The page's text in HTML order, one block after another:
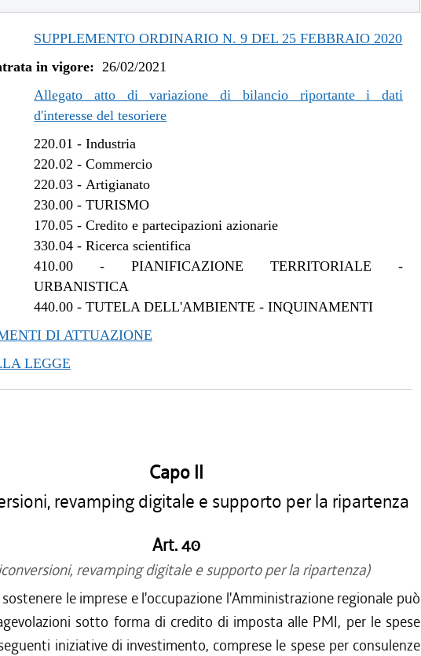
al 06/03/2023
al 31/12/2022
al 13/06/2022
al 31/12/2021
2021 al 15/12/2021
al 26/10/2021
al 11/08/2021
2021 al 26/04/2021
SUPPLEMENTO ORDINARIO N. 9 DEL 25 FEBBRAIO 2020
in vigore: 26/02/2021
Allegato atto di variazione di bilancio riportante i dati
d'interesse del tesoriere
220.01 -Industria
220.02 -Commercio
220.03 -Artigianato
230.00 -TURISMO
170.05 -Credito e partecipazioni azionarie
330.04 -Ricerca scientifica
410.00 -PIANIFICAZIONE TERRITORIALE -
URBANISTICA
440.00 -TUTELA DELL'AMBIENTE - INQUINAMENTI
DI ATTUAZIONE
LEGGE
Capo II
revamping digitale e supporto per la ripartenza
Art. 40
revamping digitale e supporto per la ripartenza)
le imprese e l'occupazione l'Amministrazione regionale può
sotto forma di credito di imposta alle PMI, per le spese
iniziative di investimento, comprese le spese per consulenze